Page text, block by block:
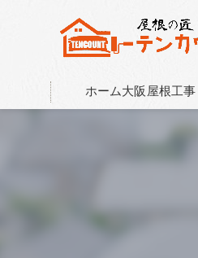
ホーム大阪屋根工事